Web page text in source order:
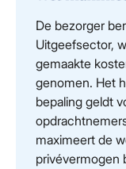
De bezorger
Uitgeefsector,
gemaakte
genomen. Het
bepaling geldt
maximeert de
privévermogen